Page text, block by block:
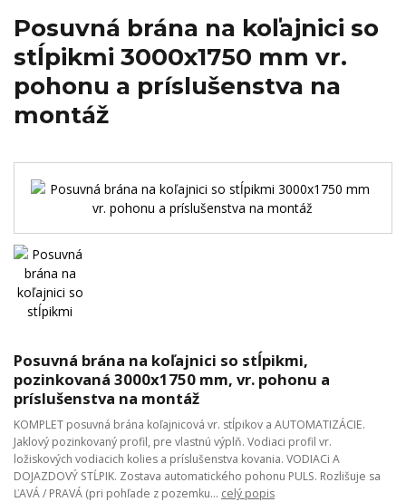
Posuvná brána na koľajnici so
stĺpikmi 3000x1750 mm vr.
pohonu a príslušenstva na
montáž
Posuvná brána na koľajnici so stĺpikmi,
pozinkovaná 3000x1750 mm, vr. pohonu a
príslušenstva na montáž
KOMPLET posuvná brána koľajnicová vr. stĺpikov a AUTOMATIZÁCIE.
Jaklový pozinkovaný profil, pre vlastnú výplň. Vodiaci profil vr.
ložiskových vodiacich kolies a príslušenstva kovania. VODIACi A
DOJAZDOVÝ STĹPIK. Zostava automatického pohonu PULS. Rozlišuje sa
ĽAVÁ / PRAVÁ (pri pohľade z pozemku... celý popis